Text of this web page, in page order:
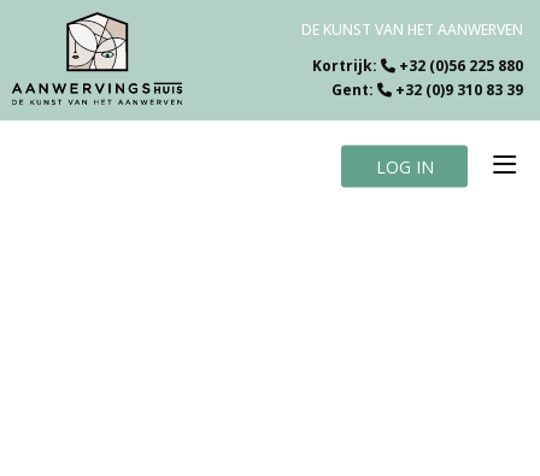
DE KUNST VAN HET AANWERVEN
Kortrijk:
+32 (0)56 225 880
Gent:
+32 (0)9 310 83 39
LOG IN